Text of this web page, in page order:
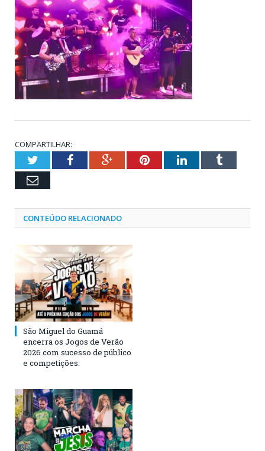
COMPARTILHAR:
TwitterFacebookGoogle+PinterestLinkedInTumblr
Email
CONTEÚDO RELACIONADO
São Miguel do Guamá
encerra os Jogos de Verão
2026 com sucesso de público
e competições.